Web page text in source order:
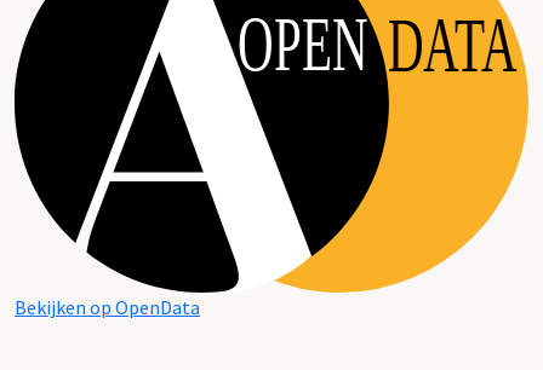
OPEN DATA
Bekijken op OpenData